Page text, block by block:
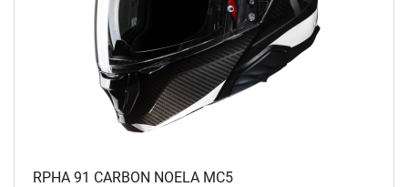
RPHA 91 CARBON NOELA MC5